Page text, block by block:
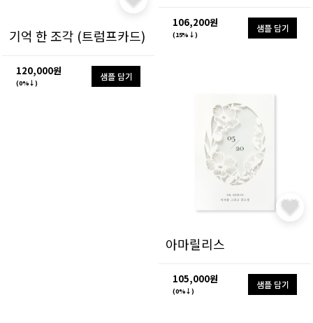
기억 한 조각 (트럼프카드)
120,000원
(0%↓)
샘플 담기
106,200원
(15%↓)
샘플 담기
아마릴리스
105,000원
(0%↓)
샘플 담기